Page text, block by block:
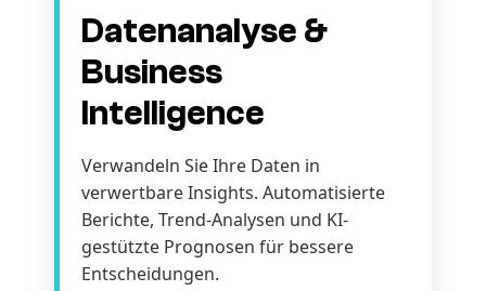
Datenanalyse &
Business
Intelligence
Verwandeln Sie Ihre Daten in
verwertbare Insights. Automatisierte
Berichte, Trend-Analysen und KI-
gestützte Prognosen für bessere
Entscheidungen.